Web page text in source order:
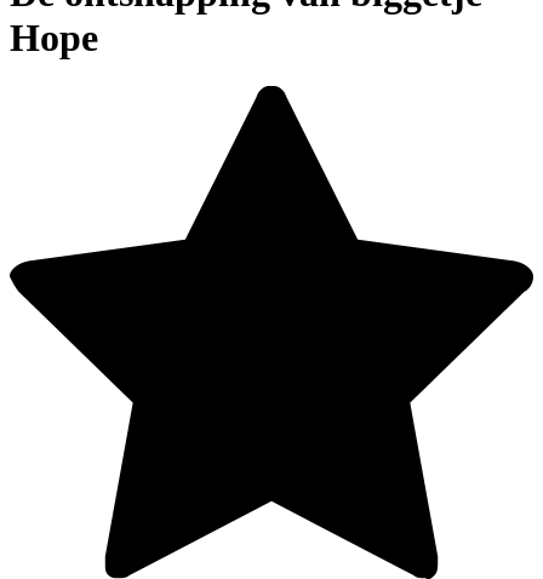
Hope